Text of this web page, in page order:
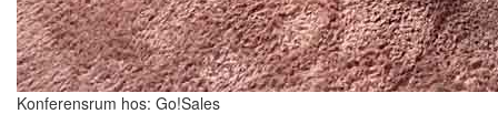
Konferensrum hos: Go!Sales